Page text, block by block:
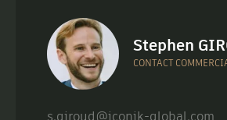
Stephen
CONTACT